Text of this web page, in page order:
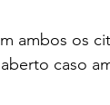
ambos os
caso